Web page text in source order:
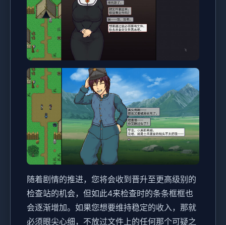
随着剧情的推进，您将会收到晋升至更高级别的
检查站的机会，但如此4来检查时的条条框框也
会逐渐增加。如果您想要维持稳定的收入，那就
必须眼尖心细，不放过文件上的任何那个可疑之